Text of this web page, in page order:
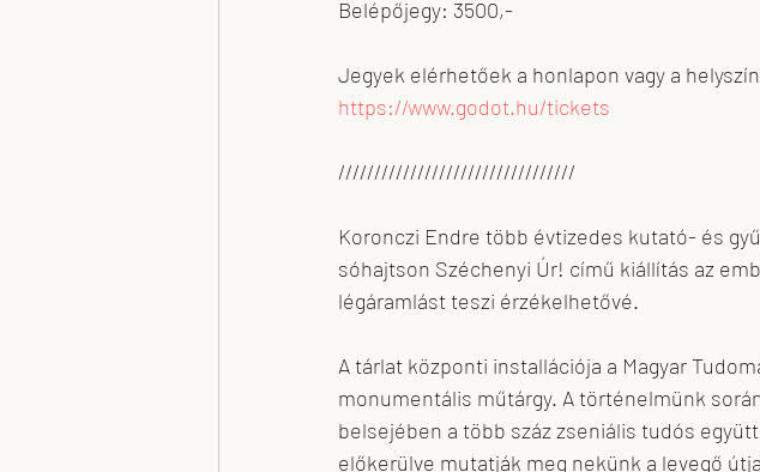
Belépőjegy: 3500,-
Jegyek elérhetőek a honlapon vagy a
https://www.godot.hu/tickets
/////////////////////////////////
Koronczi Endre több évtizedes kutató- és
sóhajtson Széchenyi Úr! című kiállítás az
légáramlást teszi érzékelhetővé.
A tárlat központi installációja a Magyar
monumentális műtárgy. A történelmünk
belsejében a több száz zseniális tudós
előkerülve mutatják meg nekünk a levegő